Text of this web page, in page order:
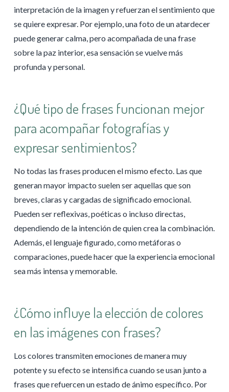
interpretación de la imagen y refuerzan el sentimiento que
se quiere expresar. Por ejemplo, una foto de un atardecer
puede generar calma, pero acompañada de una frase
sobre la paz interior, esa sensación se vuelve más
profunda y personal.
¿Qué tipo de frases funcionan mejor
para acompañar fotografías y
expresar sentimientos?
No todas las frases producen el mismo efecto. Las que
generan mayor impacto suelen ser aquellas que son
breves, claras y cargadas de significado emocional.
Pueden ser reflexivas, poéticas o incluso directas,
dependiendo de la intención de quien crea la combinación.
Además, el lenguaje figurado, como metáforas o
comparaciones, puede hacer que la experiencia emocional
sea más intensa y memorable.
¿Cómo influye la elección de colores
en las imágenes con frases?
Los colores transmiten emociones de manera muy
potente y su efecto se intensifica cuando se usan junto a
frases que refuercen un estado de ánimo específico. Por